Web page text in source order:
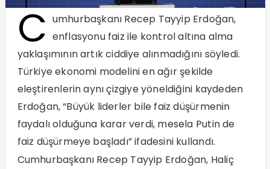
C umhurbaşkanı Recep Tayyip Erdoğan,
enflasyonu faiz ile kontrol altına alma
yaklaşımının artık ciddiye alınmadığını söyledi.
Türkiye ekonomi modelini en ağır şekilde
eleştirenlerin aynı çizgiye yöneldiğini kaydeden
Erdoğan, “Büyük liderler bile faiz düşürmenin
faydalı olduğuna karar verdi, mesela Putin de
faiz düşürmeye başladı” ifadesini kullandı.
Cumhurbaşkanı Recep Tayyip Erdoğan, Haliç